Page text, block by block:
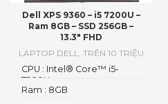
Dell XPS 9360 – i5 7200U –
Ram 8GB – SSD 256GB –
13.3″ FHD
LAPTOP DELL, TRÊN 10 TRIỆU
Ram : 8GB
CPU : Intel® Core™ i5-
7200U